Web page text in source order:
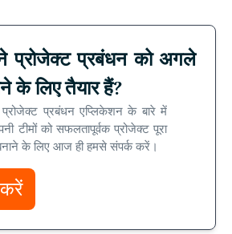
प्रोजेक्ट प्रबंधन को अगले
के लिए तैयार हैं?
प्रबंधन एप्लिकेशन के बारे में
टीमों को सफलतापूर्वक प्रोजेक्ट पूरा
के लिए आज ही हमसे संपर्क करें।